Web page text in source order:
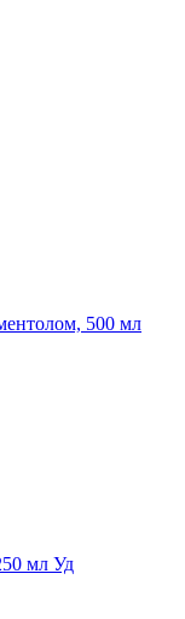
500 мл
мл Уд